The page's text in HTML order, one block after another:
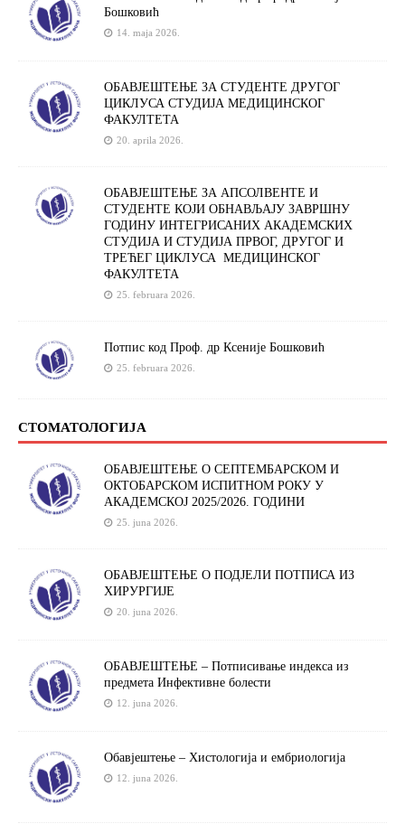
Бошковић
14. maja 2026.
ОБАВЈЕШТЕЊЕ ЗА СТУДЕНТЕ ДРУГОГ
ЦИКЛУСА СТУДИЈА МЕДИЦИНСКОГ
ФАКУЛТЕТА
20. aprila 2026.
OБАВЈЕШТЕЊЕ ЗА АПСОЛВЕНТЕ И
СТУДЕНТЕ КОЈИ ОБНАВЉАЈУ ЗАВРШНУ
ГОДИНУ ИНТЕГРИСАНИХ АКАДЕМСКИХ
СТУДИЈА И СТУДИЈА ПРВОГ, ДРУГОГ И
ТРЕЋЕГ ЦИКЛУСА МЕДИЦИНСКОГ
ФАКУЛТЕТА
25. februara 2026.
Потпис код Проф. др Ксеније Бошковић
25. februara 2026.
СТОМАТОЛОГИЈА
ОБАВЈЕШТЕЊЕ О СЕПТЕМБАРСКОМ И
ОКТОБАРСКОМ ИСПИТНОМ РОКУ У
АКАДЕМСКОЈ 2025/2026. ГОДИНИ
25. juna 2026.
ОБАВЈЕШТЕЊЕ О ПОДЈЕЛИ ПОТПИСА ИЗ
ХИРУРГИЈЕ
20. juna 2026.
ОБАВЈЕШТЕЊЕ – Потписивање индекса из
предмета Инфективне болести
12. juna 2026.
Обавјештење – Хистологија и ембриологија
12. juna 2026.